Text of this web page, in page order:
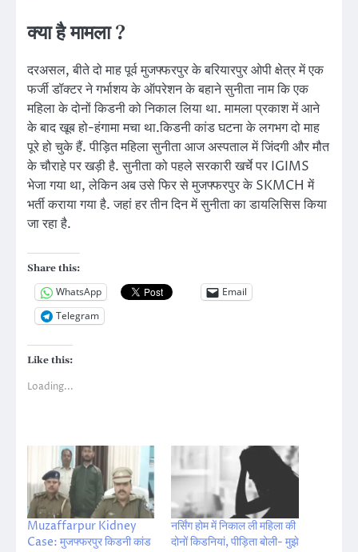
क्या है मामला ?
दरअसल, बीते दो माह पूर्व मुजफ्फरपुर के बरियारपुर ओपी क्षेत्र में एक
फर्जी डॉक्टर ने गर्भाशय के ऑपरेशन के बहाने सुनीता नाम कि एक
महिला के दोनों किडनी को निकाल लिया था. मामला प्रकाश में आने
के बाद खूब हो-हंगामा मचा था.किडनी कांड घटना के लगभग दो माह
पूरे हो चुके हैं. पीड़ित महिला सुनीता आज अस्पताल में जिंदगी और मौत
के चौराहे पर खड़ी है. सुनीता को पहले सरकारी खर्चे पर IGIMS
भेजा गया था, लेकिन अब उसे फिर से मुजफ्फरपुर के SKMCH में
भर्ती कराया गया है. जहां हर तीन दिन में सुनीता का डायलिसिस किया
जा रहा है.
Share this:
WhatsApp
Email
Telegram
Like this:
Loading...
Muzaffarpur Kidney
Case: मुजफ्फरपुर किडनी कांड
नर्सिंग होम में निकाल ली महिला की
दोनों किडनियां, पीड़िता बोली- मुझे